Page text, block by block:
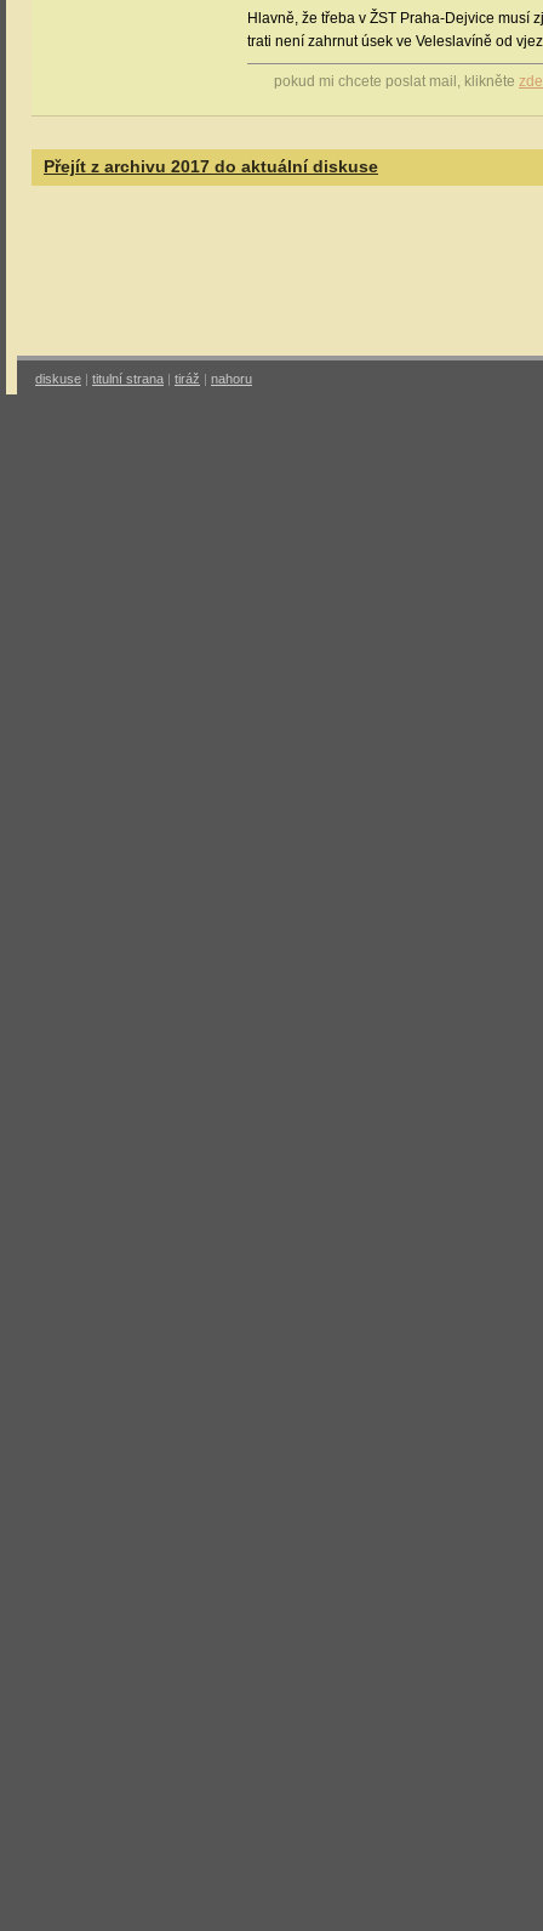
Hlavně, že třeba v ŽST Praha-Dejvice musí
trati není zahrnut úsek ve Veleslavíně od
pokud mi chcete poslat mail, klikněte zde
Přejít z archivu 2017 do aktuální diskuse
diskuse | titulní strana | tiráž | nahoru